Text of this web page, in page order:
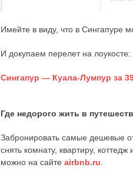
Имейте в виду, что в Сингапуре
И докупаем перелет на лоукосте:
Сингапур — Куала-Лумпур за
Где недорого жить в
Забронировать самые дешевые
снять комнату, квартиру,
можно на сайте airbnb.ru